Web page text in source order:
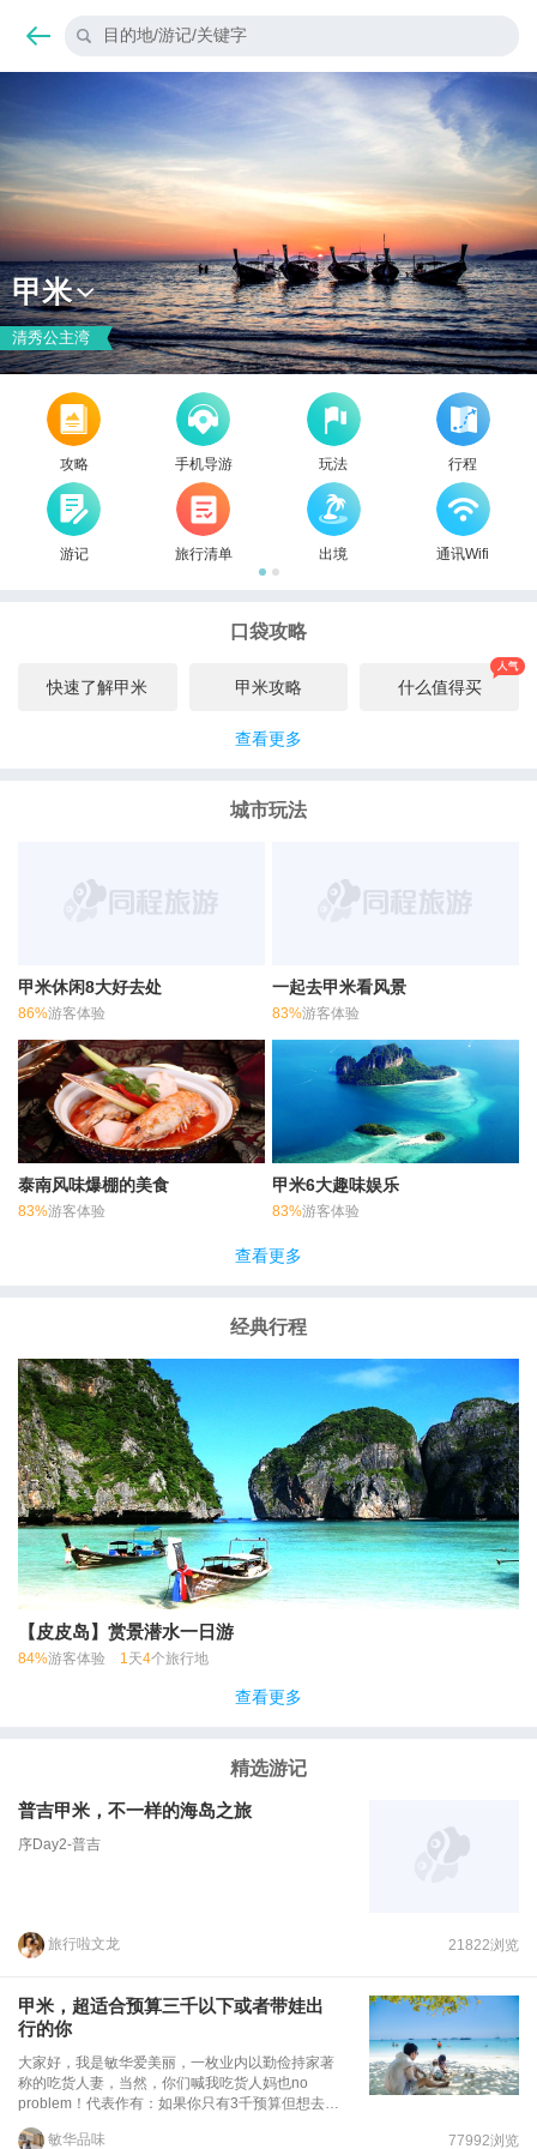
目的地/游记/关键字
甲米
清秀公主湾
攻略 手机导游 玩法 行程
游记 旅行清单 出境 通讯Wifi
口袋攻略
快速了解甲米 甲米攻略 什么值得买
查看更多
城市玩法
甲米休闲8大好去处
86%游客体验
一起去甲米看风景
83%游客体验
泰南风味爆棚的美食
83%游客体验
甲米6大趣味娱乐
83%游客体验
查看更多
经典行程
【皮皮岛】赏景潜水一日游
84%游客体验 1天4个旅行地
查看更多
精选游记
普吉甲米，不一样的海岛之旅
序Day2-普吉
旅行啦文龙 21822浏览
甲米，超适合预算三千以下或者带娃出
行的你
大家好，我是敏华爱美丽，一枚业内以勤俭持家著
称的吃货人妻，当然，你们喊我吃货人妈也no
problem！代表作有：如果你只有3千预算但想去马
尔代夫玩个痛快，看我这篇攻略就够了！如果你要
去兰卡威省钱又壕出腔调，看我这篇兰卡威攻略就
敏华品味 77992浏览